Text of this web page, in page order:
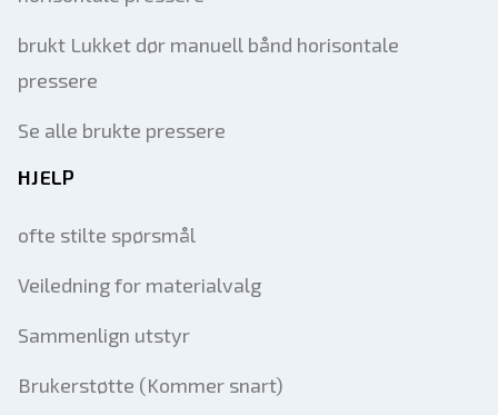
brukt Lukket dør manuell bånd horisontale
pressere
Se alle brukte pressere
HJELP
ofte stilte spørsmål
Veiledning for materialvalg
Sammenlign utstyr
Brukerstøtte (Kommer snart)